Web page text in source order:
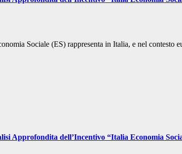
Sociale (ES) rappresenta in Italia, e nel contesto
Approfondita dell’Incentivo “Italia Economia